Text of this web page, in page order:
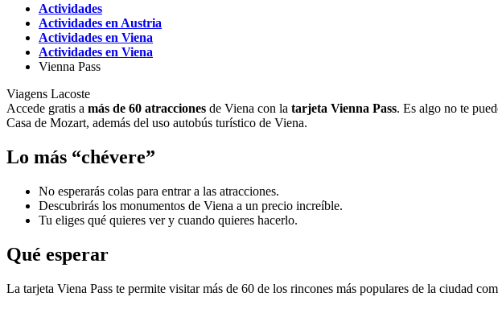
Actividades
Actividades en Austria
Actividades en Viena
Actividades en Viena
Vienna Pass
Viagens Lacoste
Accede gratis a más de 60 atracciones de Viena con la tarjeta Vienna Pass. Es algo no te
Casa de Mozart, además del uso autobús turístico de Viena.
Lo más “chévere”
No esperarás colas para entrar a las atracciones.
Descubrirás los monumentos de Viena a un precio increíble.
Tu eliges qué quieres ver y cuando quieres hacerlo.
Qué esperar
La tarjeta Viena Pass te permite visitar más de 60 de los rincones más populares de la ciudad